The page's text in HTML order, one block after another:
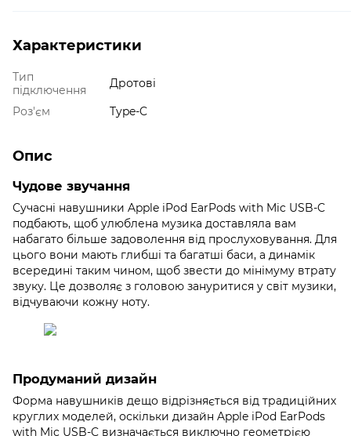
Характеристики
Тип
підключення
Дротові
Роз'єм
Type-C
Опис
Чудове звучання
Сучасні навушники Apple iPod EarPods with Mic USB-C
подбають, щоб улюблена музика доставляла вам
набагато більше задоволення від прослуховування. Для
цього вони мають глибші та багатші баси, а динамік
всередині таким чином, щоб звести до мінімуму втрату
звуку. Це дозволяє з головою зануритися у світ музики,
відчуваючи кожну ноту.
Продуманий дизайн
Форма навушників дещо відрізняється від традиційних
круглих моделей, оскільки дизайн Apple iPod EarPods
with Mic USB-C визначається виключно геометрією